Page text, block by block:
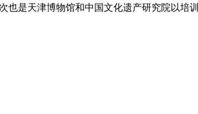
是天津博物馆和中国文化遗产研究院以培